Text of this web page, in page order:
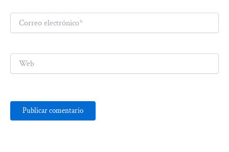
Correo
electrónico*
Web